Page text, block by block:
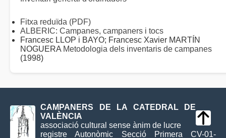
Fitxa reduïda (PDF)
ALBERIC: Campanes, campaners i tocs
Francesc LLOP i BAYO; Francesc Xavier MARTÍN
NOGUERA Metodologia dels inventaris de campanes
(1998)
CAMPANERS DE LA CATEDRAL DE
VALÈNCIA
associació cultural sense ànim de lucre
registre Autonòmic Secció Primera CV-01-